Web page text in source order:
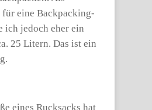
eine Backpacking-
ich jedoch eher ein
25 Litern. Das ist ein
eines Rucksacks hat